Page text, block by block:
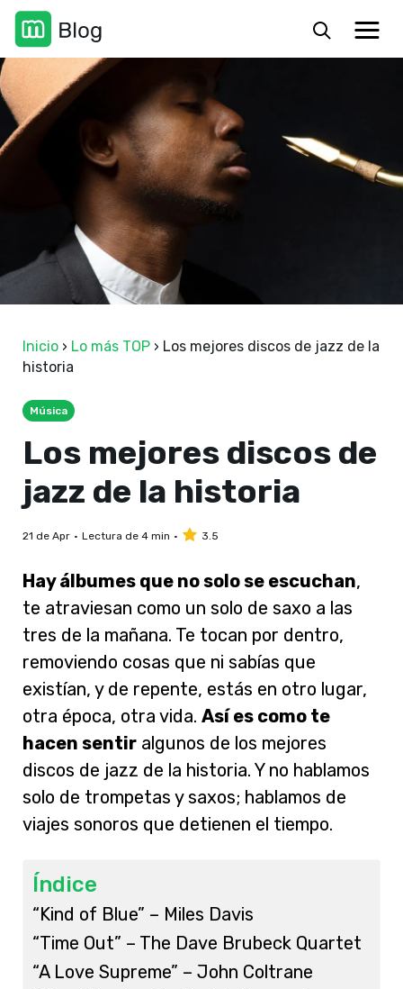
Inicio › Lo más TOP › Los mejores discos de jazz de la
historia
Música
Los mejores discos de
jazz de la historia
21 de Apr Lectura de 4 min 3.5
Hay álbumes que no solo se escuchan,
te atraviesan como un solo de saxo a las
tres de la mañana. Te tocan por dentro,
removiendo cosas que ni sabías que
existían, y de repente, estás en otro lugar,
otra época, otra vida. Así es como te
hacen sentir algunos de los mejores
discos de jazz de la historia. Y no hablamos
solo de trompetas y saxos; hablamos de
viajes sonoros que detienen el tiempo.
Índice
“Kind of Blue” – Miles Davis
“Time Out” – The Dave Brubeck Quartet
“A Love Supreme” – John Coltrane